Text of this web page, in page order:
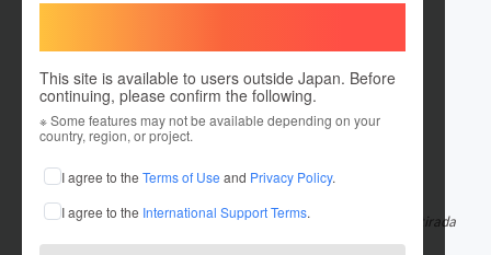
This site is available to users outside Japan. Before
continuing, please confirm the following.
※ Some features may not be available depending on your
country, region, or project.
I agree to the Terms of Use and Privacy Policy.
I agree to the International Support Terms.
166betukcom
在住国：ブラジル
出身国：ブラジル
Acesse 166bet com bônus VIP, suporte local em português e retirada
s imediatas para jogado もっと見る